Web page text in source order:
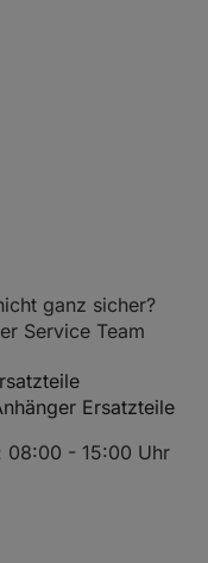
ganz sicher?
Service Team
Ersatzteile
08:00 - 15:00 Uhr